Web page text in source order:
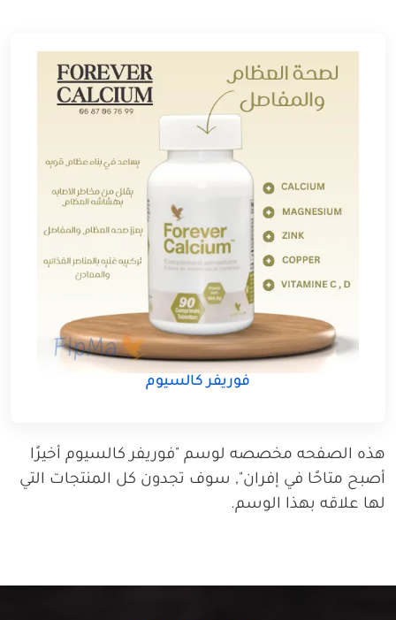
فوريفر كالسيوم
هذه الصفحه مخصصه لوسم "فوريفر كالسيوم أخيرًا
أصبح متاحًا في إفران", سوف تجدون كل المنتجات التي
لها علاقه بهذا الوسم.